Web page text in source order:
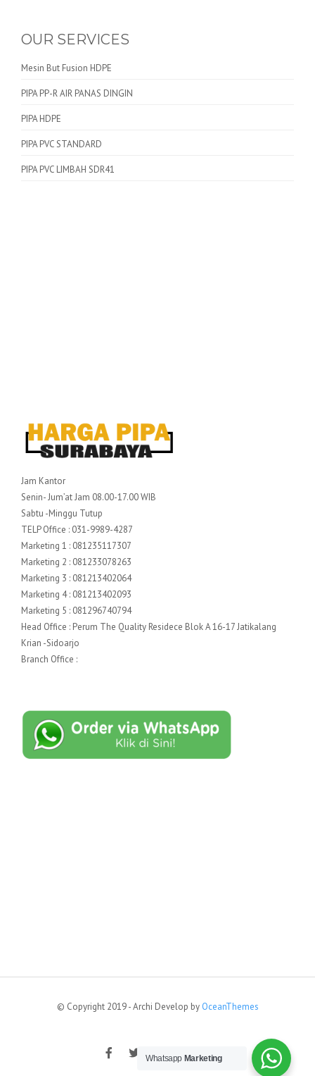
OUR SERVICES
Mesin But Fusion HDPE
PIPA PP-R AIR PANAS DINGIN
PIPA HDPE
PIPA PVC STANDARD
PIPA PVC LIMBAH SDR41
Jam Kantor
Senin- Jum’at Jam 08.00-17.00 WIB
Sabtu -Minggu Tutup
TELP Office : 031-9989-4287
Marketing 1 : 081235117307
Marketing 2 : 081233078263
Marketing 3 : 081213402064
Marketing 4 : 081213402093
Marketing 5 : 081296740794
Head Office : Perum The Quality Residece Blok A 16-17 Jatikalang
Krian -Sidoarjo
Branch Office :
© Copyright 2019 - Archi Develop by OceanThemes
Whatsapp Marketing